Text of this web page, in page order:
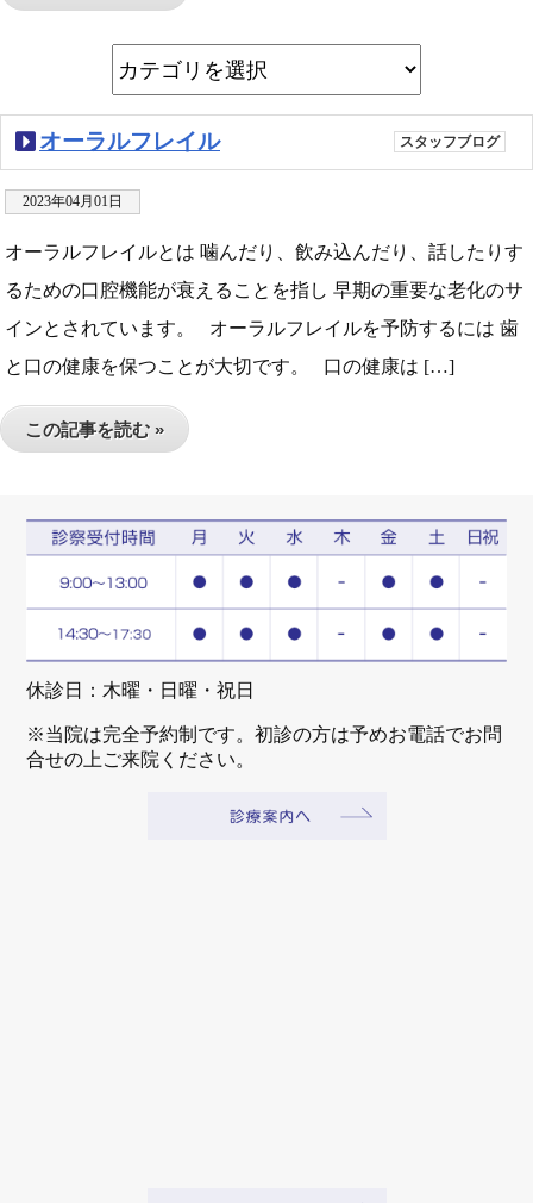
オーラルフレイル スタッフブログ
2023年04月01日
オーラルフレイルとは 噛んだり、飲み込んだり、話したりす
るための口腔機能が衰えることを指し 早期の重要な老化のサ
インとされています。 オーラルフレイルを予防するには 歯
と口の健康を保つことが大切です。 口の健康は […]
この記事を読む »
休診日：木曜・日曜・祝日
※当院は完全予約制です。初診の方は予めお電話でお問
合せの上ご来院ください。